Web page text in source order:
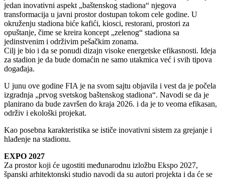
jedan inovativni aspekt „baštenskog stadiona“ njegova
transformacija u javni prostor dostupan tokom cele godine. U
okruženju stadiona biće kafići, kiosci, restorani, prostori za
opuštanje, čime se kreira koncept „zelenog“ stadiona sa
jedinstvenim i održivim pešačkim zonama.
Cilj je bio i da se ponudi dizajn visoke energetske efikasnosti. Ideja
za stadion je da bude domaćin ne samo utakmica već i svih tipova
događaja.
U junu ove godine FIA je na svom sajtu objavila i vest da je počela
izgradnja „prvog svetskog baštenskog stadiona“. Navodi se da je
planirano da bude završen do kraja 2026. i da je to veoma efikasan,
održiv i ekološki projekat.
Kao posebna karakteristika se ističe inovativni sistem za grejanje i
hlađenje na stadionu.
EXPO 2027
Za prostor koji će ugostiti međunarodnu izložbu Ekspo 2027,
španski arhitektonski studio navodi da su autori projekta i da će se